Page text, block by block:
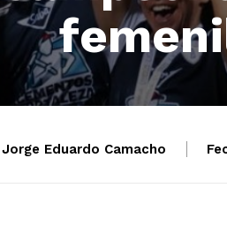
Jorge Eduardo Camacho